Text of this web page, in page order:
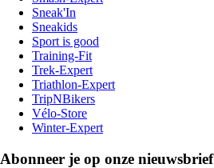
Sneak'In
Sneakids
Sport is good
Training-Fit
Trek-Expert
Triathlon-Expert
TripNBikers
Vélo-Store
Winter-Expert
Abonneer je op onze nieuwsbrief